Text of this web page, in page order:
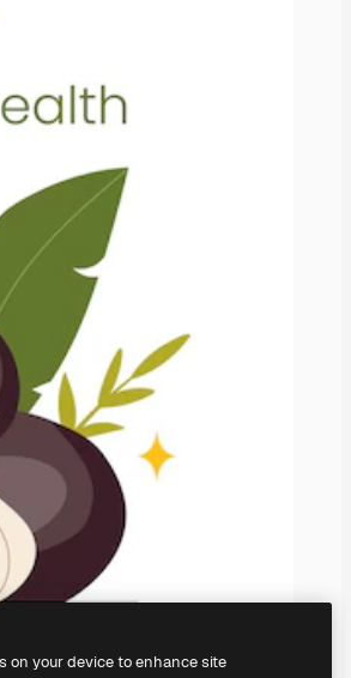
on your device to enhance site